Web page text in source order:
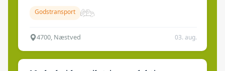
Godstransport
4700, Næstved 03. aug.